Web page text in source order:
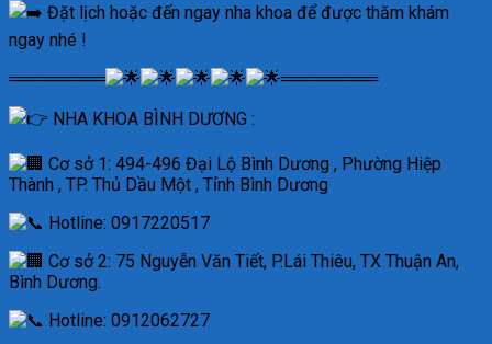
Đặt lịch hoặc đến ngay nha khoa để được thăm khám
ngay nhé !
════════
════════
NHA KHOA BÌNH DƯƠNG :
Cơ sở 1: 494-496 Đại Lộ Bình Dương , Phường Hiệp
Thành , TP. Thủ Dầu Một , Tỉnh Bình Dương
Hotline: 0917220517
Cơ sở 2: 75 Nguyễn Văn Tiết, P.Lái Thiêu, TX Thuận An,
Bình Dương.
Hotline: 0912062727